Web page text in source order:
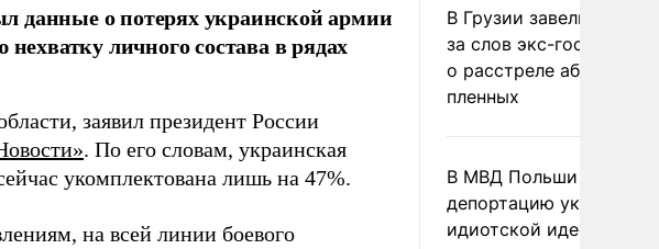
данные о потерях украинской армии
личного состава в рядах
заявил президент России
. По его словам, украинская
укомплектована лишь на 47%.
на всей линии боевого
В Грузии завели дело
за слов экс-
о расстреле абхазских
пленных
В МВД Польши назвали
депортацию украинцев
идиотской идеей